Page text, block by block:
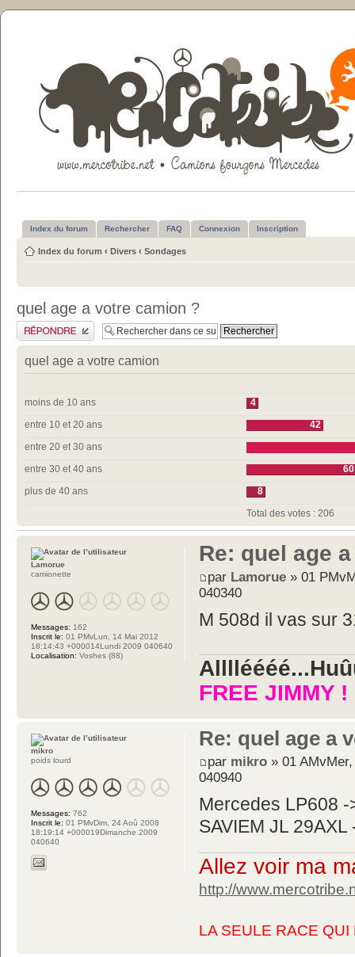
Index du forum Rechercher FAQ Connexion Inscription
Index du forum ‹ Divers ‹ Sondages
quel age a votre camion ?
Publier une réponse
quel age a votre camion
moins de 10 ans
4
entre 10 et 20 ans
42
entre 20 et 30 ans
entre 30 et 40 ans
60
plus de 40 ans
8
Total des votes : 206
Re: quel age
par Lamorue » 01
040340
M 508d il vas sur
FREE JIMMY !
Lamorue
camionette
Messages: 162
Inscrit le: 01 PMvLun, 14 Mai 2012
18:14:43 +000014Lundi 2009 040640
Localisation: Voshes (88)
Re: quel age a
par mikro » 01
040940
Mercedes LP608 -
SAVIEM JL 29AXL
Allez voir ma
http://
LA SEULE RACE
mikro
poids lourd
Messages: 762
Inscrit le: 01 PMvDim, 24 Aoû 2008
18:19:14 +000019Dimanche 2009
040640